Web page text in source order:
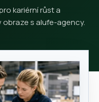
kariérní růst a
obraze s alufe-agency.